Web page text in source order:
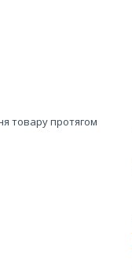
товару протягом